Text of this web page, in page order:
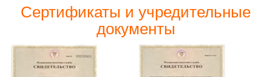
Сертификаты и учредительные
документы